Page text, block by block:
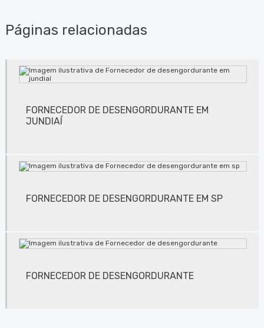
Conserto de lavadora de anilox em são paulo
Conserto de lavadora de cilindros em jundiaí
Conserto de lavadora de cilindros em sp
Conserto de lavadora de clichês em são paulo
Páginas relacionadas
FORNECEDOR DE DESENGORDURANTE EM
JUNDIAÍ
FORNECEDOR DE DESENGORDURANTE EM SP
FORNECEDOR DE DESENGORDURANTE